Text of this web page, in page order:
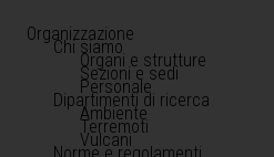
Organizzazione
Chi siamo
Organi e strutture
Sezioni e sedi
Personale
Dipartimenti di ricerca
Ambiente
Terremoti
Vulcani
Norme e regolamenti